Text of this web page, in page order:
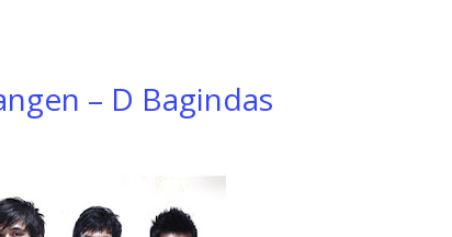
– D Bagindas